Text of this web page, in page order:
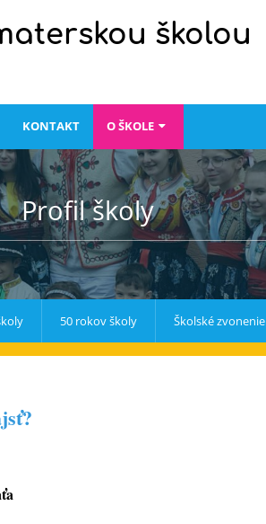
školou
KONTAKT O ŠKOLE
Profil školy
50 rokov školy Školské zvonenie